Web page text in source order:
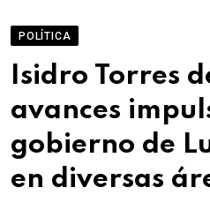
POLÍTICA
Isidro Torres
avances
gobierno de
en diversas